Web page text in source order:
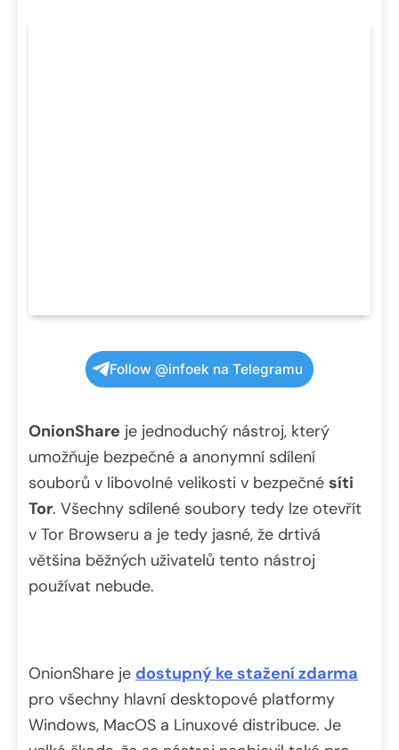
Follow @infoek na Telegramu
OnionShare je jednoduchý nástroj, který
umožňuje bezpečné a anonymní sdílení
souborů v libovolné velikosti v bezpečné síti
Tor. Všechny sdílené soubory tedy lze otevřít
v Tor Browseru a je tedy jasné, že drtivá
většina běžných uživatelů tento nástroj
používat nebude.
OnionShare je dostupný ke stažení zdarma
pro všechny hlavní desktopové platformy
Windows, MacOS a Linuxové distribuce. Je